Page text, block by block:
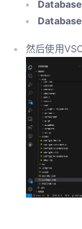
然后使用